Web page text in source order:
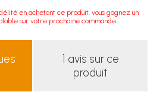
en achetant ce produit, vous gagnez un
sur votre prochaine commande.
1 avis sur ce
produit